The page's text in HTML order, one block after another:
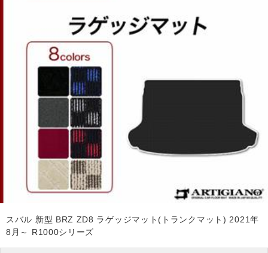
スバル 新型 BRZ ZD8 ラゲッジマット(トランクマット) 2021年
8月～ R1000シリーズ